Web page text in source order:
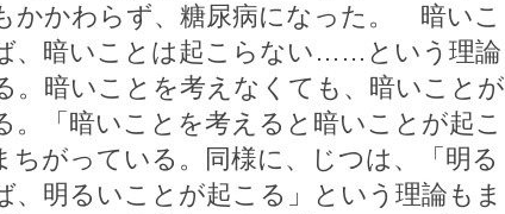
かかわらず、糖尿病になった。 暗いこ
、暗いことは起こらない……という理論
。暗いことを考えなくても、暗いことが
。「暗いことを考えると暗いことが起こ
ちがっている。同様に、じつは、「明る
、明るいことが起こる」という理論もま